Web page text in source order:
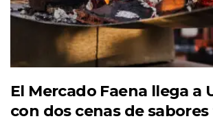
El Mercado Faena llega a
con dos cenas de